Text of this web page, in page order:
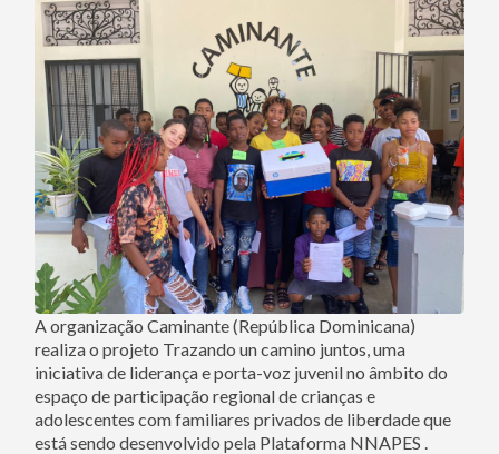
A organização Caminante (República Dominicana)
realiza o projeto Trazando un camino juntos, uma
iniciativa de liderança e porta-voz juvenil no âmbito do
espaço de participação regional de crianças e
adolescentes com familiares privados de liberdade que
está sendo desenvolvido pela Plataforma NNAPES .